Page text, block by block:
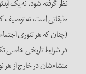
نظر گرفته شود، نه یک
طبقاتی است، نه توصیف
(چنان که هر تئوری اجتماعی
در شرایط تاریخی خاصی تکامل
منشاءشان در خارج از هر نوع